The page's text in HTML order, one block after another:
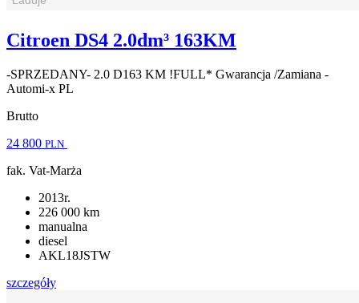
Citroen DS4 2.0dm³ 163KM
-SPRZEDANY- 2.0 D163 KM !FULL* Gwarancja /Zamiana -
Automi-x PL
Brutto
24 800 PLN
fak. Vat-Marża
2013r.
226 000 km
manualna
diesel
AKL18JSTW
szczegóły